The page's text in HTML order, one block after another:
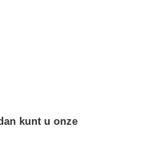
kunt u onze